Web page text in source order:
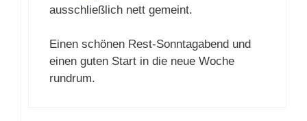
ausschließlich nett gemeint.
Einen schönen Rest-Sonntagabend und
einen guten Start in die neue Woche
rundrum.